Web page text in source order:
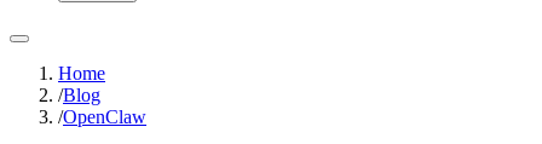
Home
/Blog
/OpenClaw